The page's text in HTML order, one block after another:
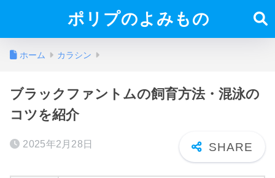
ポリプのよみもの
ホーム カラシン
ブラックファントムの飼育方法・混泳の
コツを紹介
2025年2月28日